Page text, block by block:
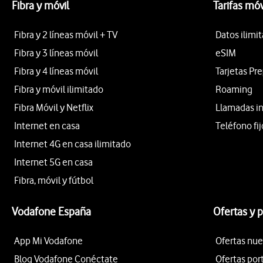
Fibra y móvil
Fibra y 2 líneas móvil + TV
Fibra y 3 líneas móvil
Fibra y 4 líneas móvil
Fibra y móvil ilimitado
Fibra Móvil y Netflix
Internet en casa
Internet 4G en casa ilimitado
Internet 5G en casa
Fibra, móvil y fútbol
Tarifas
Datos
eSIM
Tarjetas
Roaming
Llamadas
Teléfono
Vodafone España
App Mi Vodafone
Blog Vodafone Conéctate
Ofertas y
Ofertas
Ofertas